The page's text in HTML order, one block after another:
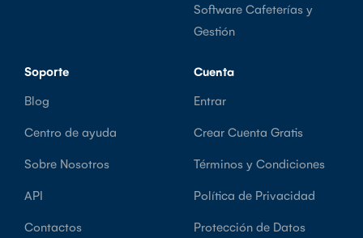
Software Cafeterías y
Gestión
Soporte
Blog
Centro de ayuda
Sobre Nosotros
API
Contactos
Cuenta
Entrar
Crear Cuenta Gratis
Términos y Condiciones
Política de Privacidad
Protección de Datos